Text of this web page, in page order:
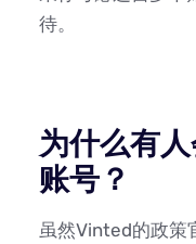
待。
为什么有
账号？
虽然Vinted的政策